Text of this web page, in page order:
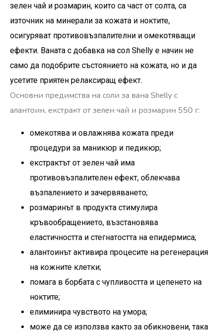
зелен чай и розмарин, които са част от солта, са
източник на минерали за кожата и ноктите,
осигуряват противовъзпалителни и омекотяващи
ефекти. Ваната с добавка на сол Shelly е начин не
само да подобрите състоянието на кожата, но и да
усетите приятен релаксиращ ефект.
Основни предимства на соли за вана Shelly с
алантоин, екстракт от зелен чай и розмарин 550 г:
омекотява и овлажнява кожата преди
процедури за маникюр и педикюр;
екстрактът от зелен чай има
противовъзпалителен ефект, облекчава
възпалението и зачервяването;
розмаринът в продукта стимулира
кръвообращението, възстановява
еластичността и стегнатостта на епидермиса;
алантоинът активира процесите на регенерация
на кожните клетки;
помага в борбата с чупливостта и цепенето на
ноктите;
елиминира чувството на умора;
може да се използва както за обикновени, така